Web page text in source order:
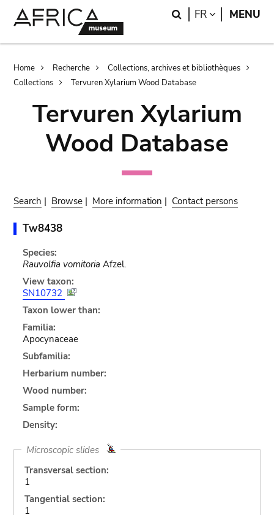
Search
FR LANGUAGE
MENU
Breadcrumb
Home Recherche
Collections, archives et bibliothèques
Collections
Tervuren Xylarium Wood Database
Tervuren Xylarium
Wood Database
Search | Browse | More information | Contact persons
Tw8438
Species:
Rauvolfia vomitoria Afzel.
View taxon:
SN10732
Taxon lower than:
Familia:
Apocynaceae
Subfamilia:
Herbarium number:
Wood number:
Sample form:
Density:
Microscopic slides
Transversal section:
1
Tangential section:
1